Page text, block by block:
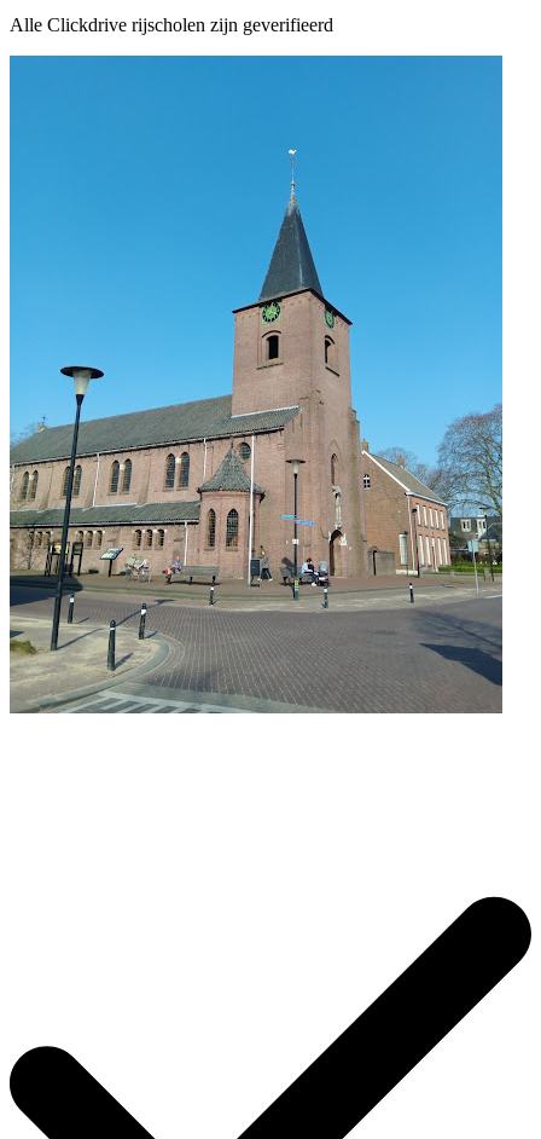
Alle Clickdrive rijscholen zijn geverifieerd